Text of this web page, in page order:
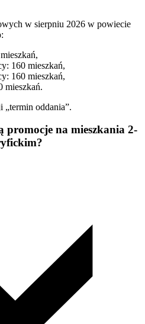
w sierpniu 2026 w powiecie
160 mieszkań,
160 mieszkań,
mieszkań.
oddania”.
promocje na mieszkania 2-